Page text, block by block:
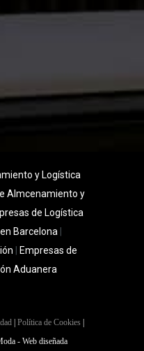
y Logística
Almcenamiento y
de Logística
Barcelona
Empresas de
Aduanera
| Política de Cookies|
- Web diseñada